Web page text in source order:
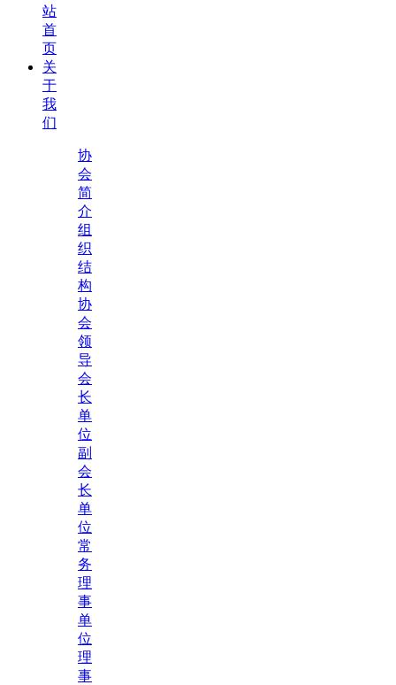
站
首
页
关
于
我
们
协
会
简
介
组
织
结
构
协
会
领
导
会
长
单
位
副
会
长
单
位
常
务
理
事
单
位
理
事